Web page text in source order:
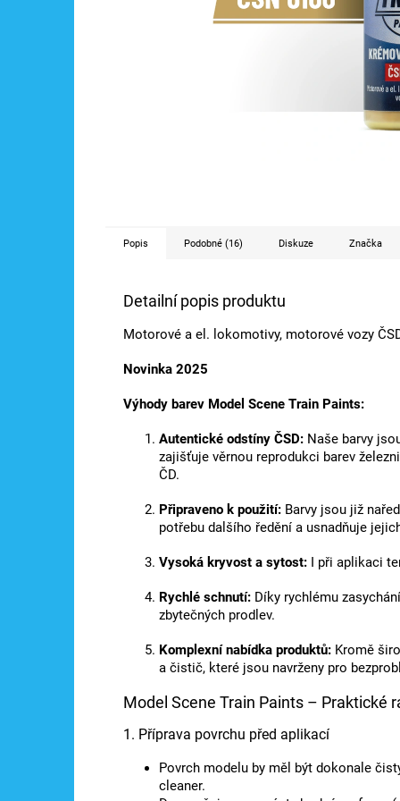
Popis Podobné (16) Diskuze Značka
Detailní popis produktu
Motorové a el. lokomotivy, motorové vozy
Novinka 2025
Výhody barev Model Scene Train Paints:
Autentické odstíny ČSD: Naše barvy
zajišťuje věrnou reprodukci barev
ČD.
Připraveno k použití: Barvy jsou již
potřebu dalšího ředění a usnadňuje
Vysoká kryvost a sytost: I při aplikaci
Rychlé schnutí: Díky rychlému
zbytečných prodlev.
Komplexní nabídka produktů: Kromě
a čistič, které jsou navrženy pro
Model Scene Train Paints – Praktické
1. Příprava povrchu před aplikací
Povrch modelu by měl být dokonale
cleaner.